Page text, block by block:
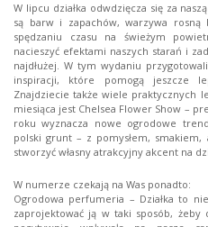
W lipcu działka odwdzięcza się za
są barw i zapachów, warzywa
spędzaniu czasu na świeżym
nacieszyć efektami naszych starań i
najdłużej. W tym wydaniu
inspiracji, które pomogą jeszcze
Znajdziecie także wiele praktycznych
miesiąca jest Chelsea Flower Show –
roku wyznacza nowe ogrodowe
polski grunt – z pomysłem,
stworzyć własny atrakcyjny akcent na
W numerze czekają na Was ponadto:
Ogrodowa perfumeria – Działka to
zaprojektować ją w taki sposób, żeby